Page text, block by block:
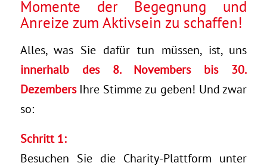
Momente der Begegnung und
Anreize zum Aktivsein zu schaffen!
Alles, was Sie dafür tun müssen, ist, uns
innerhalb des 8. Novembers bis 30.
DezembersIhre Stimme zu geben! Und zwar
so:
Schritt 1:
Besuchen Sie die Charity-Plattform unter